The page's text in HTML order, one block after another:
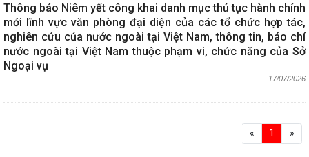
Thông báo Niêm yết công khai danh mục thủ tục hành chính
mới lĩnh vực văn phòng đại diện của các tổ chức hợp tác,
nghiên cứu của nước ngoài tại Việt Nam, thông tin, báo chí
nước ngoài tại Việt Nam thuộc phạm vi, chức năng của Sở
Ngoại vụ
17/07/2026
« 1 »